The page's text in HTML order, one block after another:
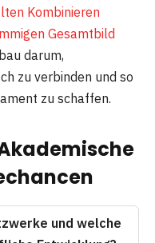
Kombinieren
Gesamtbild
darum,
zu verbinden und so
zu schaffen.
und welche